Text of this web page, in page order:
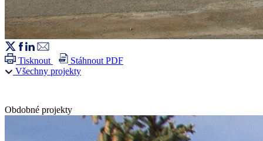
Tisknout
Stáhnout PDF
Všechny projekty
Obdobné projekty